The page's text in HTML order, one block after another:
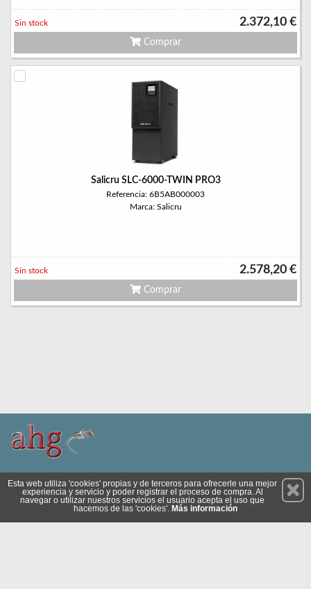
2.372,10 €
Sin stock
Comprar
Salicru SLC-6000-TWIN PRO3
Referencia: 6B5AB000003
Marca: Salicru
2.578,20 €
Sin stock
Comprar
Suscríbete
Esta web utiliza 'cookies' propias y de terceros para ofrecerle una mejor
experiencia y servicio y poder registrar el proceso de compra. Al
navegar o utilizar nuestros servicios el usuario acepta el uso que
hacemos de las 'cookies'. Más información